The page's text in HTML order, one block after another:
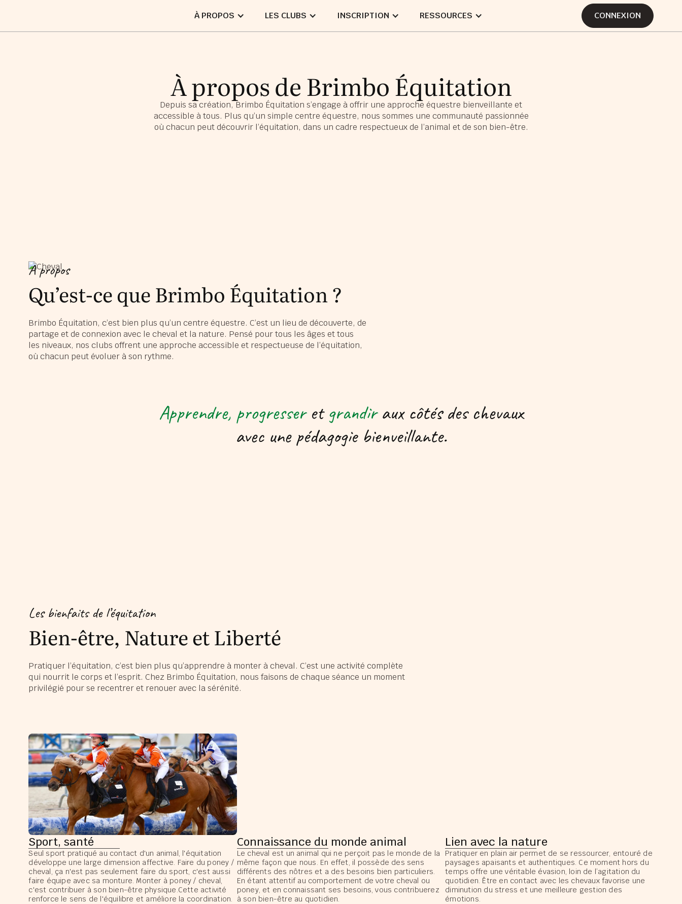
À PROPOS LES CLUBS INSCRIPTION RESSOURCES
CONNEXION
CONNEXION
À propos de Brimbo Équitation
Depuis sa création, Brimbo Équitation s’engage à offrir une approche équestre bienveillante et
accessible à tous. Plus qu’un simple centre équestre, nous sommes une communauté passionnée
où chacun peut découvrir l’équitation, dans un cadre respectueux de l’animal et de son bien-être.
A propos
Qu’est-ce que Brimbo Équitation ?
Brimbo Équitation, c’est bien plus qu’un centre équestre. C’est un lieu de découverte, de
partage et de connexion avec le cheval et la nature. Pensé pour tous les âges et tous
les niveaux, nos clubs offrent une approche accessible et respectueuse de l’équitation,
où chacun peut évoluer à son rythme.
Apprendre, progresseretgrandiraux côtés des chevaux
avec une pédagogie bienveillante.
Les bienfaits de l’équitation
Bien-être, Nature et Liberté
Pratiquer l’équitation, c’est bien plus qu’apprendre à monter à cheval. C’est une activité complète
qui nourrit le corps et l’esprit. Chez Brimbo Équitation, nous faisons de chaque séance un moment
privilégié pour se recentrer et renouer avec la sérénité.
Sport, santé
Seul sport pratiqué au contact d'un animal, l'équitation
développe une large dimension affective. Faire du poney /
cheval, ça n'est pas seulement faire du sport, c'est aussi
faire équipe avec sa monture. Monter à poney / cheval,
c'est contribuer à son bien-être physique.Cette activité
renforce le sens de l'équilibre et améliore la coordination.
Connaissance du monde animal
Le cheval est un animal qui ne perçoit pas le monde de la
même façon que nous. En effet, il possède des sens
différents des nôtres et a des besoins bien particuliers.
En étant attentif au comportement de votre cheval ou
poney, et en connaissant ses besoins, vous contribuerez
à son bien-être au quotidien.
Lien avec la nature
Pratiquer en plain air permet de se ressourcer, entouré de
paysages apaisants et authentiques. Ce moment hors du
temps offre une véritable évasion, loin de l’agitation du
quotidien. Être en contact avec les chevaux favorise une
diminution du stress et une meilleure gestion des
émotions.